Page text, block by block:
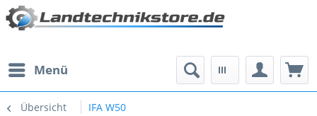
Menü
Übersicht IFA W50